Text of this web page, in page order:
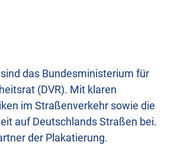
das Bundesministerium für
(DVR). Mit klaren
im Straßenverkehr sowie die
auf Deutschlands Straßen bei.
der Plakatierung.